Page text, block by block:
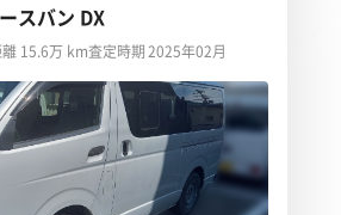
スバン DX
15.6万 km査定時期 2025年02月